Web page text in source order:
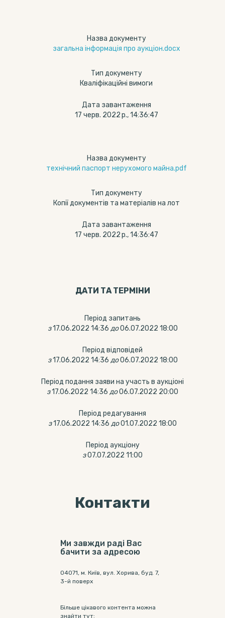
Назва документу
загальна інформація про аукціон.docx
Тип документу
Кваліфікаційні вимоги
Дата завантаження
17 черв. 2022 р., 14:36:47
Назва документу
технічний паспорт нерухомого майна.pdf
Тип документу
Копії документів та матеріалів на лот
Дата завантаження
17 черв. 2022 р., 14:36:47
ДАТИ ТА ТЕРМIНИ
Період запитань
з 17.06.2022 14:36 до 06.07.2022 18:00
Період відповідей
з 17.06.2022 14:36 до 06.07.2022 18:00
Період подання заяви на участь в аукціоні
з17.06.2022 14:36 до06.07.2022 20:00
Період редагування
з17.06.2022 14:36 до01.07.2022 18:00
Період аукціону
з07.07.2022 11:00
Контакти
Ми завжди раді Вас
бачити за адресою
04071, м. Київ, вул. Хорива, буд. 7,
3-й поверх
Більше цікавого контента можна
знайти тут: